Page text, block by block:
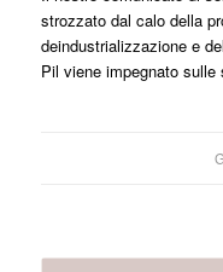
strozzato dal calo della
deindustrializzazione e
Pil viene impegnato